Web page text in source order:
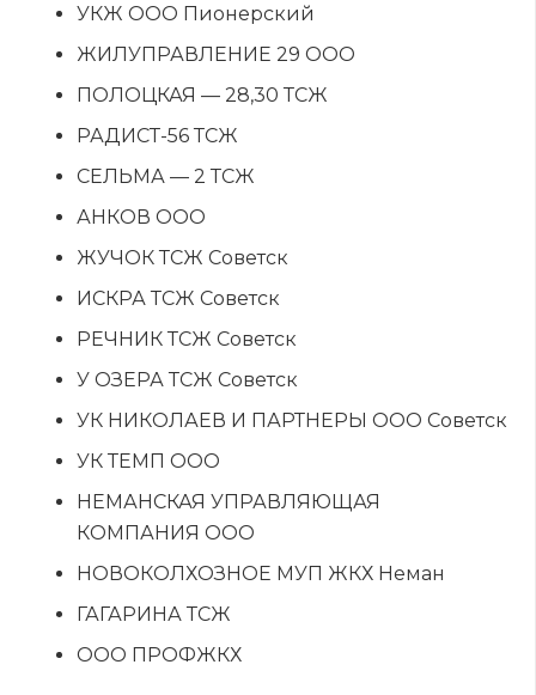
УКЖ ООО Пионерский
ЖИЛУПРАВЛЕНИЕ 29 ООО
ПОЛОЦКАЯ — 28,30 ТСЖ
РАДИСТ-56 ТСЖ
СЕЛЬМА — 2 ТСЖ
АНКОВ ООО
ЖУЧОК ТСЖ Советск
ИСКРА ТСЖ Советск
РЕЧНИК ТСЖ Советск
У ОЗЕРА ТСЖ Советск
УК НИКОЛАЕВ И ПАРТНЕРЫ ООО Советск
УК ТЕМП ООО
НЕМАНСКАЯ УПРАВЛЯЮЩАЯ
КОМПАНИЯ ООО
НОВОКОЛХОЗНОЕ МУП ЖКХ Неман
ГАГАРИНА ТСЖ
ООО ПРОФЖКХ